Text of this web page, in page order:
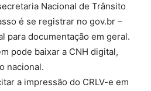
Nacional de Trânsito
é se registrar no gov.br –
para documentação em geral.
pode baixar a CNH digital,
nacional.
a impressão do CRLV-e em